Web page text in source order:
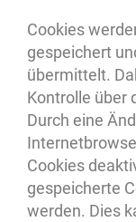
Cookies
gespeichert
übermittelt.
Kontrolle über
Durch eine
Cookies
gespeicherte
werden. Dies